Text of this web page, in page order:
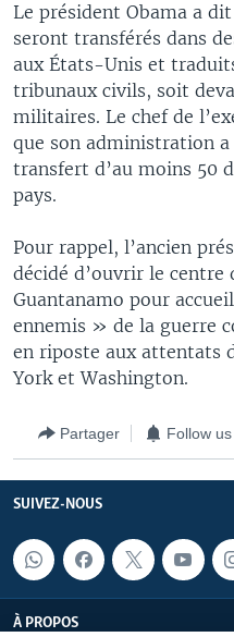
Le président Obama a
seront transférés dans
aux États-Unis et
tribunaux civils, soit
militaires. Le chef de
que son administration
transfert d’au moins 50
pays.
Pour rappel, l’ancien
décidé d’ouvrir le centre
Guantanamo pour
ennemis » de la guerre
en riposte aux attentats
York et Washington.
Partager Follow us
SUIVEZ-NOUS
À PROPOS